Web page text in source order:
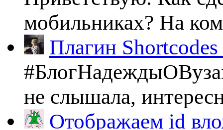
мобильниках? На
Плагин
не слышала,
Отображаем id